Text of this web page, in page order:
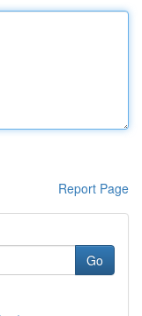
Report Page
Go